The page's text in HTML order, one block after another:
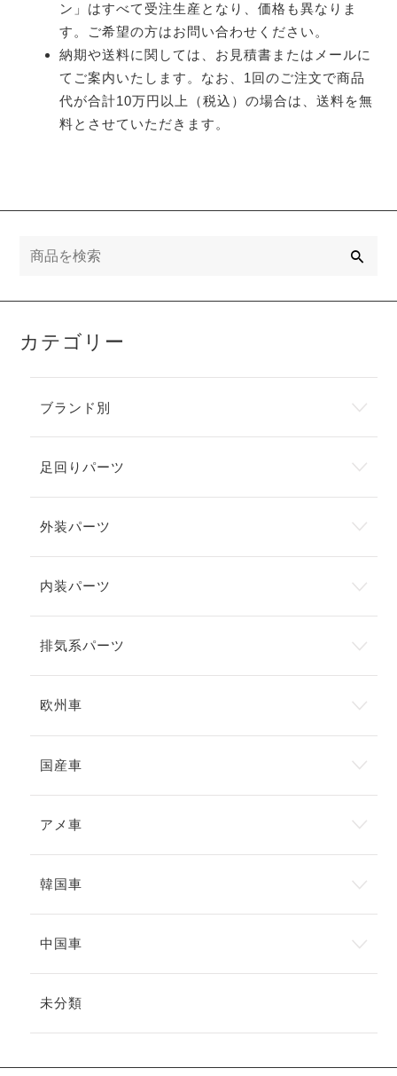
ン」はすべて受注生産となり、価格も異なりま
す。ご希望の方はお問い合わせください。
納期や送料に関しては、お見積書またはメールに
てご案内いたします。なお、1回のご注文で商品
代が合計10万円以上（税込）の場合は、送料を無
料とさせていただきます。
カテゴリー
ブランド別
足回りパーツ
外装パーツ
内装パーツ
排気系パーツ
欧州車
国産車
アメ車
韓国車
中国車
未分類